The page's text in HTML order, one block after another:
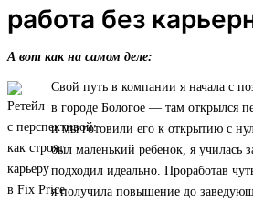
работа без
А вот как на самом деле:
Свой путь в компании я начала с
в городе Бологое — там открылся
и мы готовили его к открытию с
был маленький ребенок, я училась
подходил идеально. Проработав
я получила повышение до